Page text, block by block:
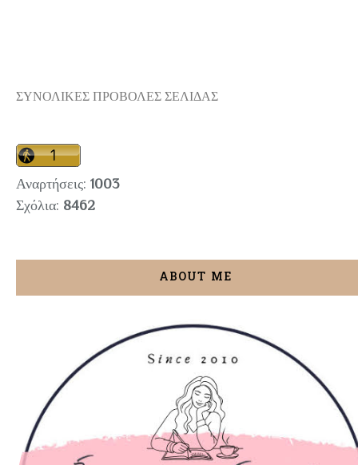
ΣΥΝΟΛΙΚΕΣ ΠΡΟΒΟΛΕΣ ΣΕΛΙΔΑΣ
Αναρτήσεις: 1003
Σχόλια: 8462
ABOUT ME